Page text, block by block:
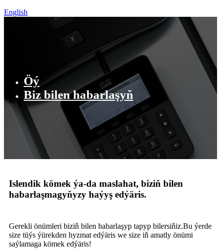
English
Öý
Biz bilen habarlaşyň
Islendik kömek ýa-da maslahat, biziň bilen
habarlaşmagyňyzy haýyş edýäris.
Gerekli önümleri biziň bilen habarlaşyp tapyp bilersiňiz.Bu ýerde
size tüýs ýürekden hyzmat edýäris we size iň amatly önümi
saýlamaga kömek edýäris!